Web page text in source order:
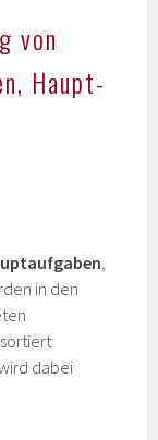
von
Haupt-
,
in den
dabei